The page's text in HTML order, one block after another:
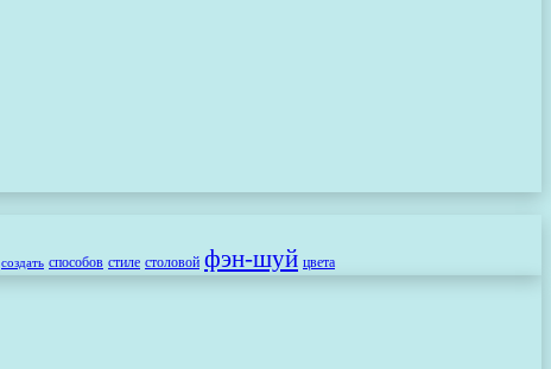
создать способов стиле столовой фэн-шуй цвета